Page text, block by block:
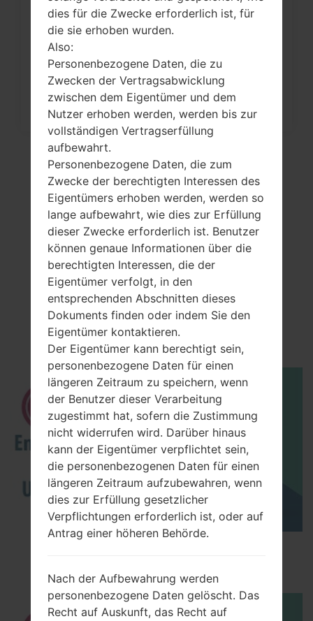
Wie kann man die
Werkseinstellungen durch Menü
auf...
Video
LGP655K(LGP655K)
akaLG Optimus F3
dies für die Zwecke erforderlich ist, für
die sie erhoben wurden.
Also:
Personenbezogene Daten, die zu
Zwecken der Vertragsabwicklung
zwischen dem Eigentümer und dem
Nutzer erhoben werden, werden bis zur
vollständigen Vertragserfüllung
aufbewahrt.
Personenbezogene Daten, die zum
Zwecke der berechtigten Interessen des
Eigentümers erhoben werden, werden so
lange aufbewahrt, wie dies zur Erfüllung
dieser Zwecke erforderlich ist. Benutzer
können genaue Informationen über die
berechtigten Interessen, die der
Eigentümer verfolgt, in den
entsprechenden Abschnitten dieses
Dokuments finden oder indem Sie den
Eigentümer kontaktieren.
Der Eigentümer kann berechtigt sein,
personenbezogene Daten für einen
längeren Zeitraum zu speichern, wenn
der Benutzer dieser Verarbeitung
zugestimmt hat, sofern die Zustimmung
nicht widerrufen wird. Darüber hinaus
kann der Eigentümer verpflichtet sein,
die personenbezogenen Daten für einen
längeren Zeitraum aufzubewahren, wenn
dies zur Erfüllung gesetzlicher
Verpflichtungen erforderlich ist, oder auf
Antrag einer höheren Behörde.
Nach der Aufbewahrung werden
personenbezogene Daten gelöscht. Das
Recht auf Auskunft, das Recht auf